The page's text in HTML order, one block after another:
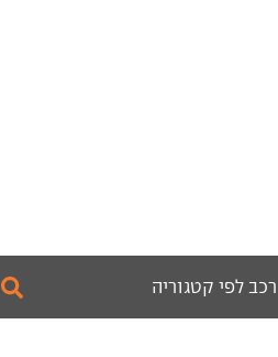
רכב לפי קטגוריה